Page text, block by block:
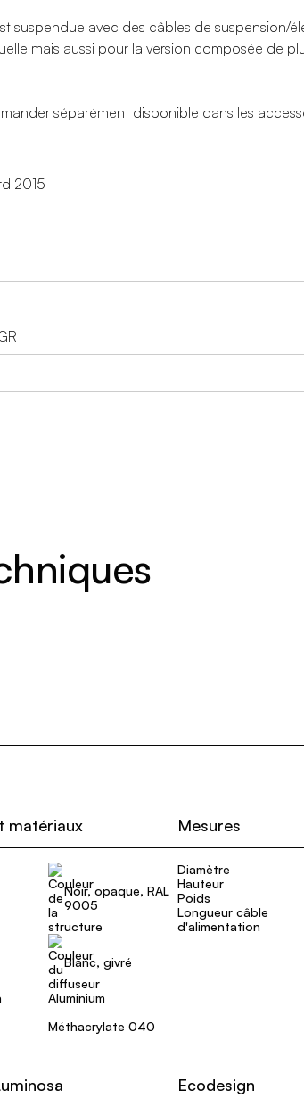
suspendue avec des câbles de suspension/
mais aussi pour la version composée de
séparément disponible dans les
2015
matériaux
Noir, opaque, RAL
9005
Blanc, givré
Aluminium
Méthacrylate 040
Mesures
Diamètre
Hauteur
Poids
Longueur câble
d'alimentation
Ecodesign